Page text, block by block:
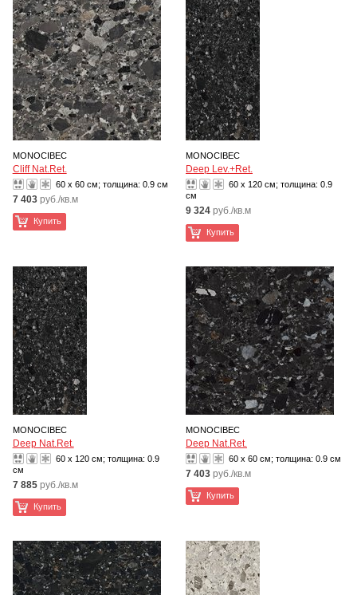
MONOCIBEC
Cliff Nat.Ret.
60 x 60 см; толщина: 0.9 см
7 403 руб./кв.м
Купить
MONOCIBEC
Deep Lev.+Ret.
60 x 120 см; толщина: 0.9
см
9 324 руб./кв.м
Купить
MONOCIBEC
Deep Nat.Ret.
60 x 120 см; толщина: 0.9
см
7 885 руб./кв.м
Купить
MONOCIBEC
Deep Nat.Ret.
60 x 60 см; толщина: 0.9 см
7 403 руб./кв.м
Купить